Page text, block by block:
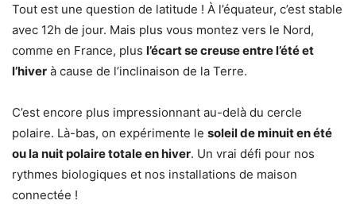
Tout est une question de latitude ! À l’équateur, c’est stable
avec 12h de jour. Mais plus vous montez vers le Nord,
comme en France, plus l’écart se creuse entre l’été et
l’hiver à cause de l’inclinaison de la Terre.
C’est encore plus impressionnant au-delà du cercle
polaire. Là-bas, on expérimente le soleil de minuit en été
ou la nuit polaire totale en hiver. Un vrai défi pour nos
rythmes biologiques et nos installations de maison
connectée !